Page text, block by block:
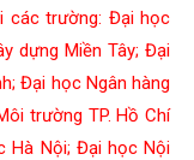
các trường: Đại học
dựng Miền Tây; Đại
Đại học Ngân hàng
trường TP. Hồ Chí
Hà Nội; Đại học Nội